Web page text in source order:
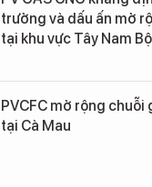
trưởng và dấu ấn mở
tại khu vực Tây Nam Bộ
PVCFC mở rộng
tại Cà Mau